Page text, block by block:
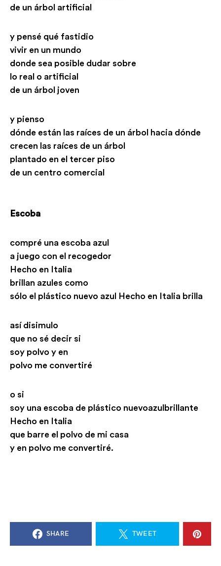
de un árbol artificial
y pensé qué fastidio
vivir en un mundo
donde sea posible dudar sobre
lo real o artificial
de un árbol joven
y pienso
dónde están las raíces de un árbol hacia dónde
crecen las raíces de un árbol
plantado en el tercer piso
de un centro comercial
Escoba
compré una escoba azul
a juego con el recogedor
Hecho en Italia
brillan azules como
sólo el plástico nuevo azul Hecho en Italia brilla
así disimulo
que no sé decir si
soy polvo y en
polvo me convertiré
o si
soy una escoba de plástico nuevoazulbrillante
Hecho en Italia
que barre el polvo de mi casa
y en polvo me convertiré.
SHARE TWEET